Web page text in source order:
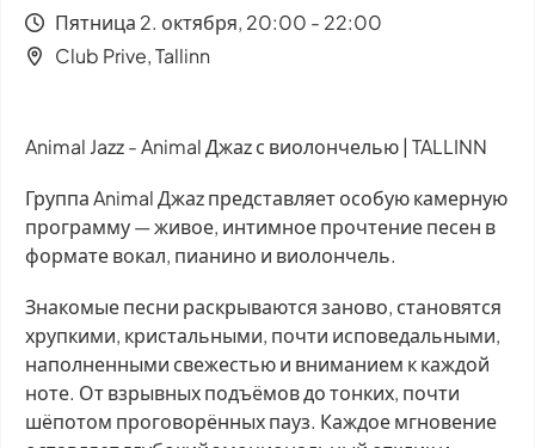
Пятница 2. октября, 20:00 - 22:00
Club Prive, Tallinn
Animal Jazz - Animal Джаz с виолончелью | TALLINN
Группа Animal Джаz представляет особую камерную
программу — живое, интимное прочтение песен в
формате вокал, пианино и виолончель.
Знакомые песни раскрываются заново, становятся
хрупкими, кристальными, почти исповедальными,
наполненными свежестью и вниманием к каждой
ноте. От взрывных подъёмов до тонких, почти
шёпотом проговорённых пауз. Каждое мгновение